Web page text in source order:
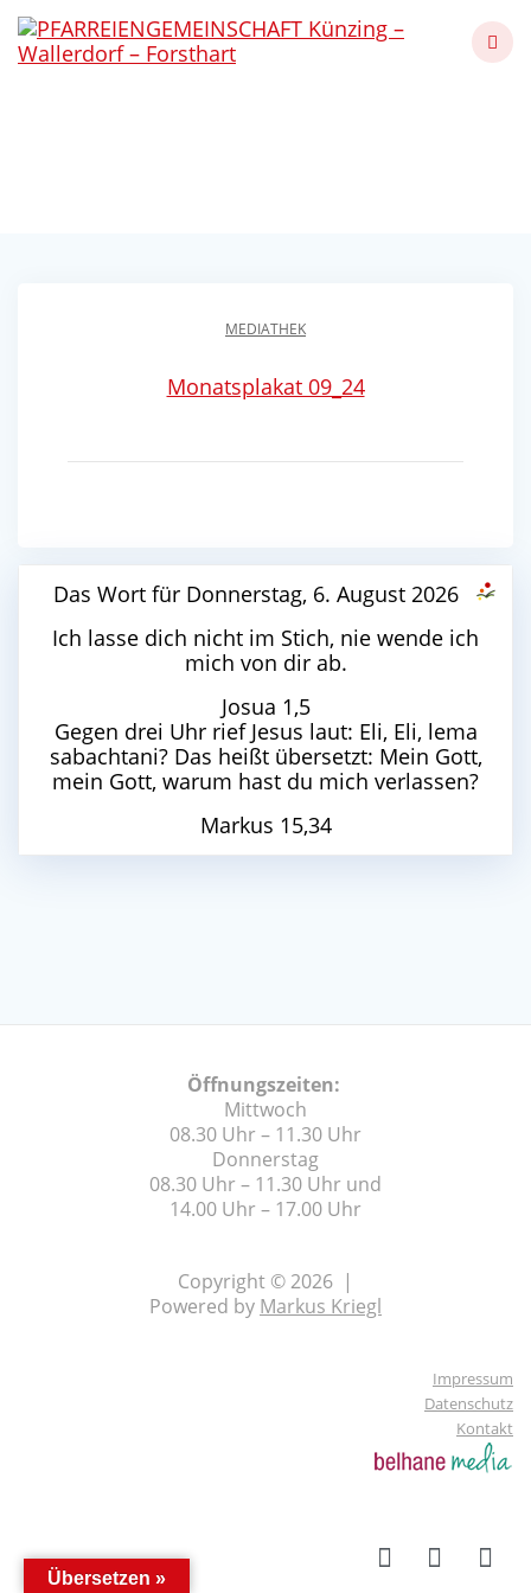
to
MEDIATHEK
Monatsplakat 09_24
Das Wort für Donnerstag, 6. August 2026
Ich lasse dich nicht im Stich, nie wende ich
mich von dir ab.
Josua 1,5
Gegen drei Uhr rief Jesus laut: Eli, Eli, lema
sabachtani? Das heißt übersetzt: Mein Gott,
mein Gott, warum hast du mich verlassen?
Markus 15,34
Öffnungszeiten:
Mittwoch
08.30 Uhr – 11.30 Uhr
Donnerstag
08.30 Uhr – 11.30 Uhr und
14.00 Uhr – 17.00 Uhr
Copyright © 2026 |
Powered by Markus Kriegl
Impressum
Datenschutz
Kontakt
Übersetzen »